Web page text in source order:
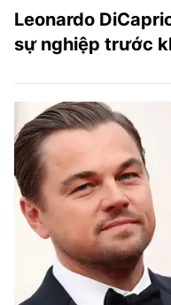
Leonardo
sự nghiệp trước